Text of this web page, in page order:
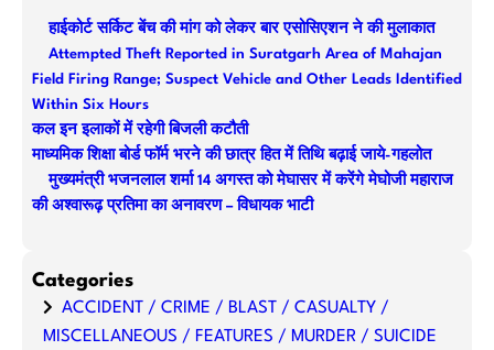
हाईकोर्ट सर्किट बेंच की मांग को लेकर बार एसोसिएशन ने की मुलाकात
Attempted Theft Reported in Suratgarh Area of Mahajan
Field Firing Range; Suspect Vehicle and Other Leads Identified
Within Six Hours
कल इन इलाकों में रहेगी बिजली कटौती
माध्यमिक शिक्षा बोर्ड फॉर्म भरने की छात्र हित में तिथि बढ़ाई जाये-गहलोत
मुख्यमंत्री भजनलाल शर्मा 14 अगस्त को मेघासर में करेंगे मेघोजी महाराज
की अश्वारूढ़ प्रतिमा का अनावरण – विधायक भाटी
Categories
ACCIDENT / CRIME / BLAST / CASUALTY /
MISCELLANEOUS / FEATURES / MURDER / SUICIDE